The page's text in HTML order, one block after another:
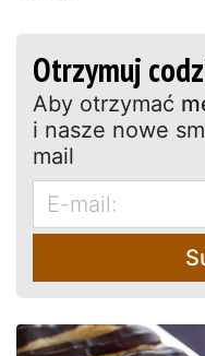
Otrzymuj
Aby otrzymać
i nasze nowe
mail